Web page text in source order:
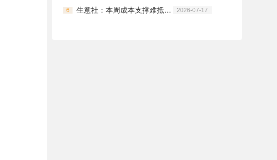
6 生意社：本周成本支撑难抵淡季弱需 涤纶长丝冲高回落 2026-07-17